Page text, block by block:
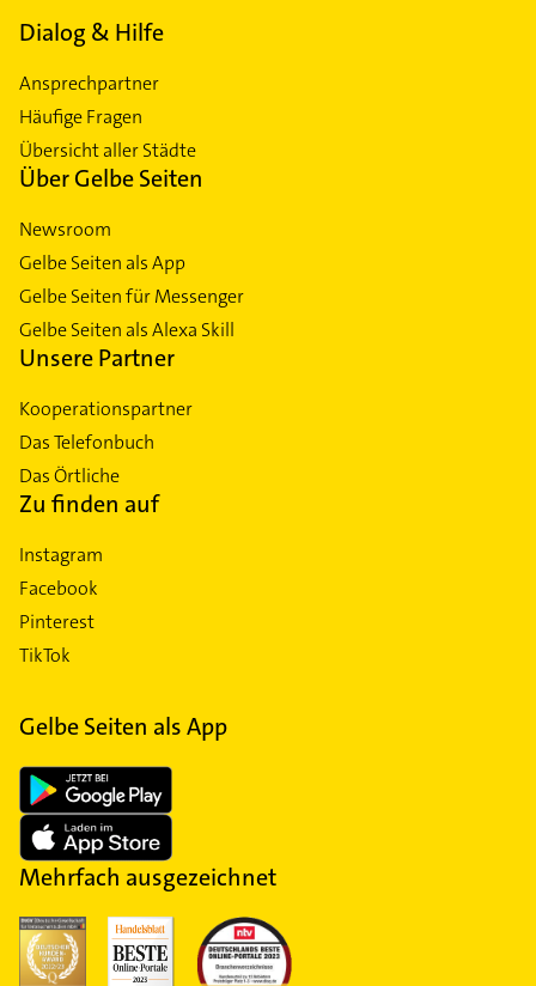
Dialog & Hilfe
Ansprechpartner
Häufige Fragen
Übersicht aller Städte
Über Gelbe Seiten
Newsroom
Gelbe Seiten als App
Gelbe Seiten für Messenger
Gelbe Seiten als Alexa Skill
Unsere Partner
Kooperationspartner
Das Telefonbuch
Das Örtliche
Zu finden auf
Instagram
Facebook
Pinterest
TikTok
Gelbe Seiten als App
Mehrfach ausgezeichnet